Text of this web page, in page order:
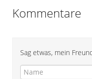
Kommentare
Sag etwas, mein